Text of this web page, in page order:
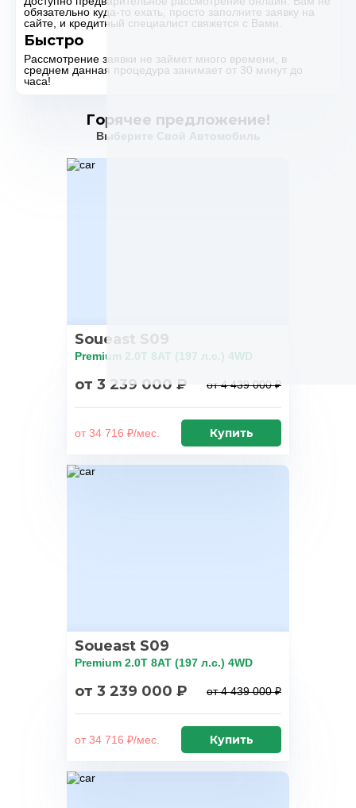
обязательно куда-то ехать, просто заполните заявку на
сайте, и кредитный специалист свяжется с Вами.
Быстро
Рассмотрение заявки не займет много времени, в
среднем данная процедура занимает от 30 минут до
часа!
Горячее предложение!
Выберите Свой Автомобиль
Soueast S09
Premium 2.0T 8AT (197 л.с.) 4WD
от 3 239 000 ₽ от 4 439 000 ₽
от 34 716 ₽/мес. Купить
Soueast S09
Premium 2.0T 8AT (197 л.с.) 4WD
от 3 239 000 ₽ от 4 439 000 ₽
от 34 716 ₽/мес. Купить